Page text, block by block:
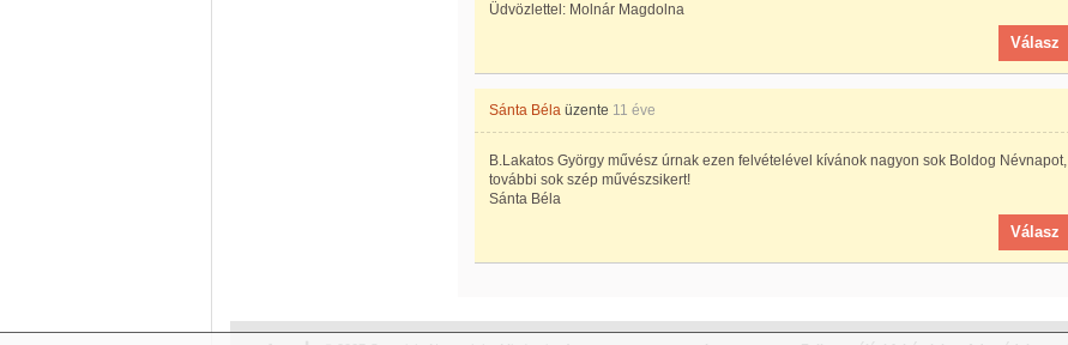
Üdvözlettel: Molnár Magdolna
Válasz
Sánta Béla üzente 11 éve
B.Lakatos György művész úrnak ezen felvételével kívánok nagyon sok Boldog Névnapot,
további sok szép művészsikert!
Sánta Béla
Válasz